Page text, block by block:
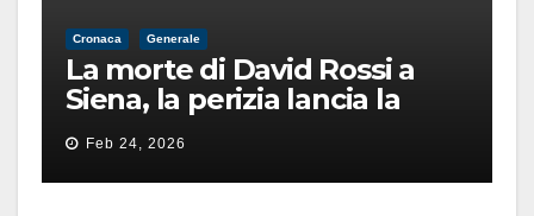
Cronaca Generale
La morte di David Rossi a
Siena, la perizia lancia la
pista di un’intimidazione
finita male
Feb 24, 2026